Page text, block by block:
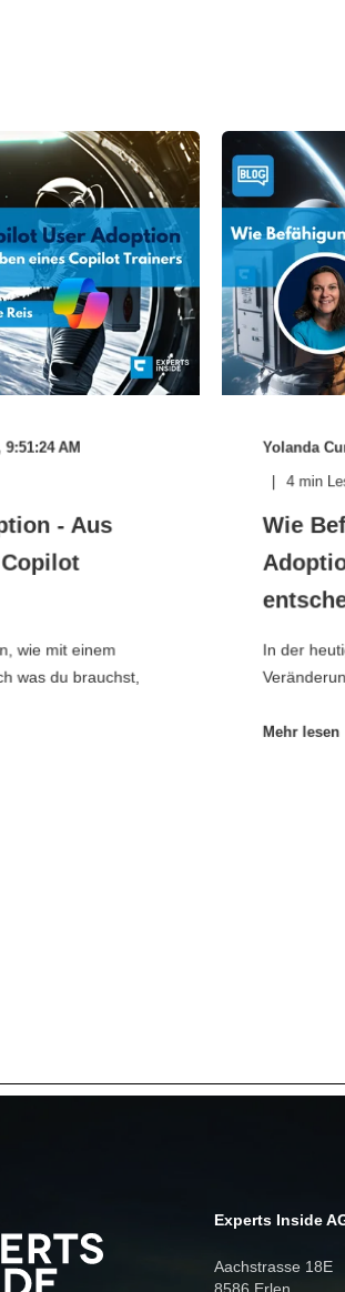
AM
- Aus
wie mit einem
was du brauchst,
Yolanda
4 min
Wie
In der
Mehr lesen
Experts Inside
Aachstrasse 18E